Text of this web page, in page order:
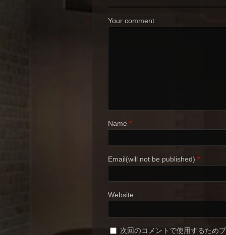
Your comment
Name *
Email(will not be published) *
Website
次回のコメントで使用するため